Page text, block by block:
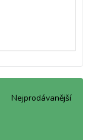
Nejprodávanější